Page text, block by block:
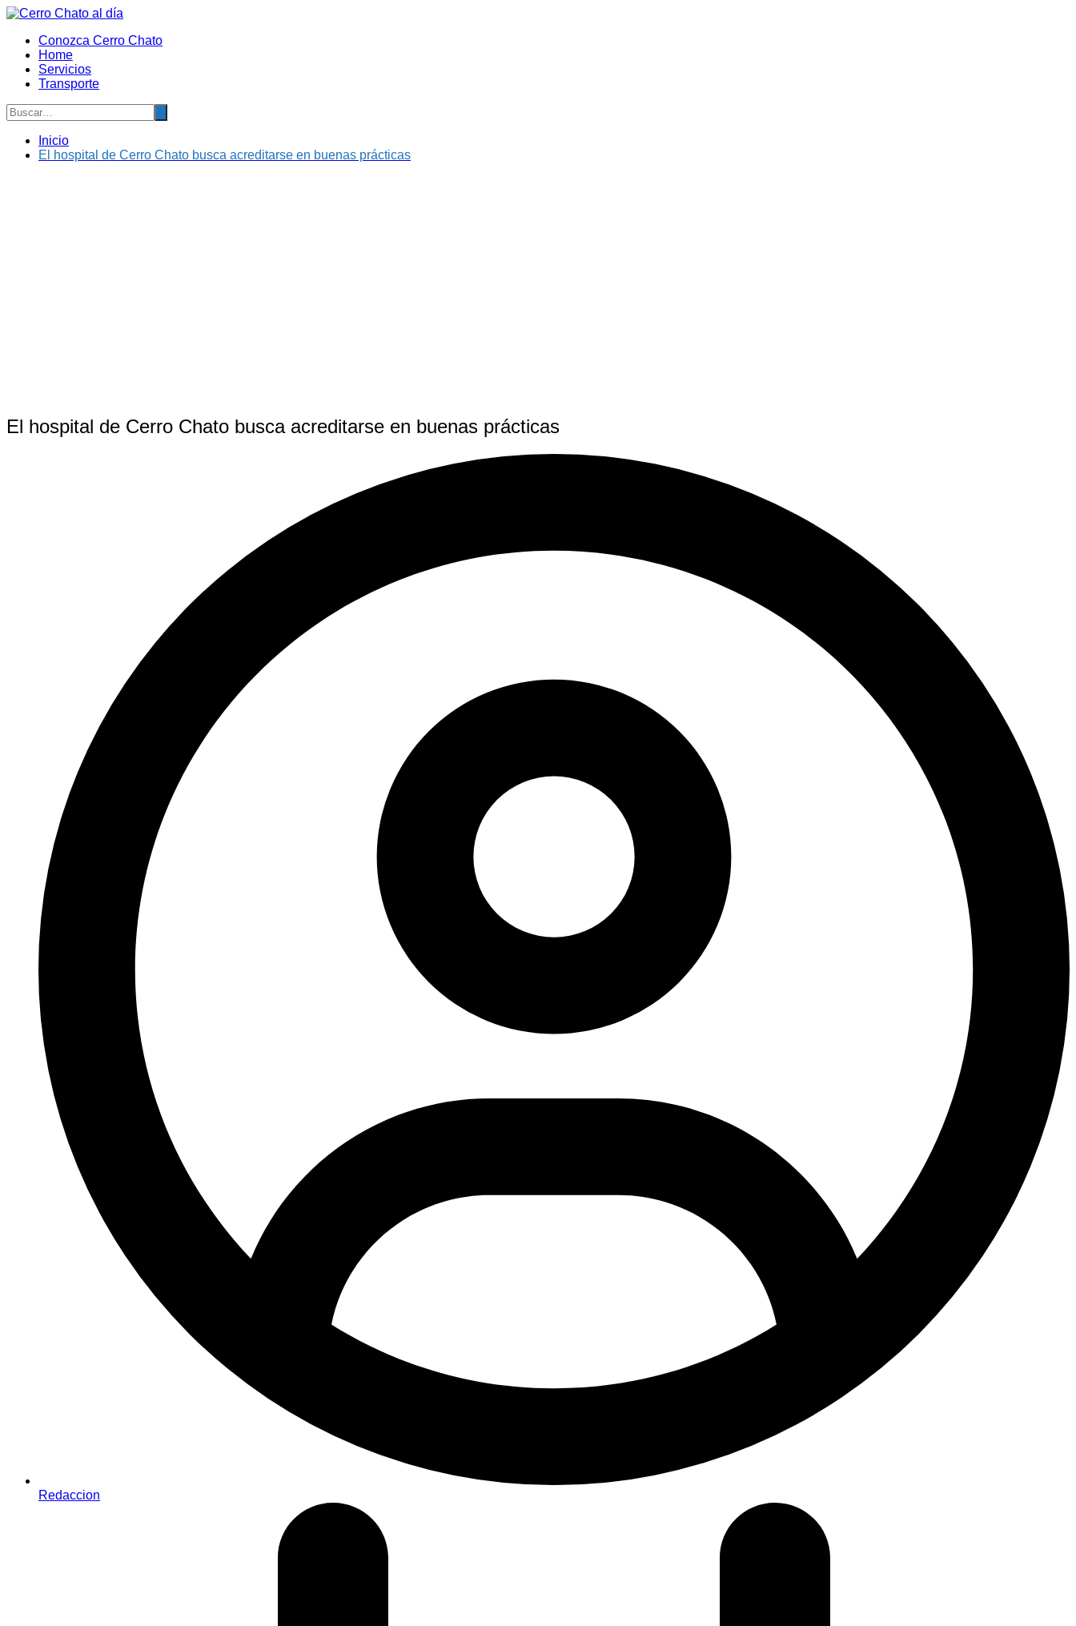
Saltar
contenidoConozca Cerro Chato
Home
Servicios
Transporte
Inicio
El hospital de Cerro Chato busca acreditarse en buenas prácticas
El hospital de Cerro Chato busca acreditarse en buenas prácticas
Redaccion